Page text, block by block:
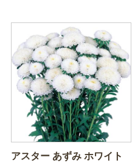
アスター あずみ ホワイト